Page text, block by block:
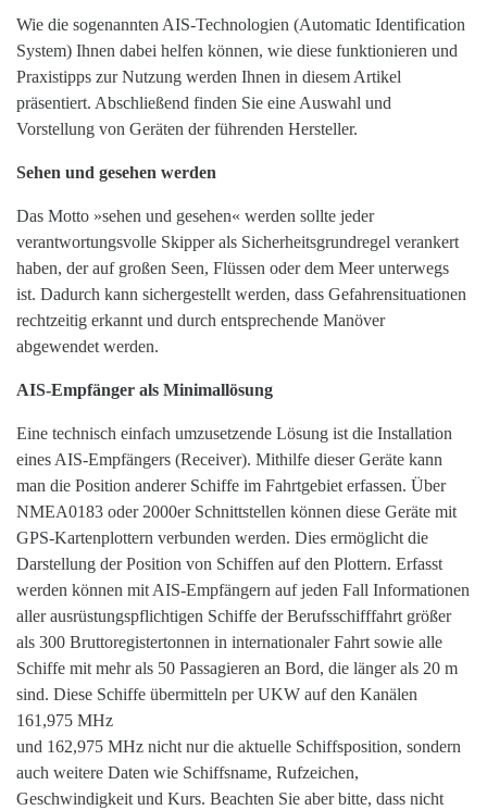
Wie die sogenannten AIS-Technologien (Automatic Identification
System) Ihnen dabei helfen können, wie diese funktionieren und
Praxistipps zur Nutzung werden Ihnen in diesem Artikel
präsentiert. Abschließend finden Sie eine Auswahl und
Vorstellung von Geräten der führenden Hersteller.
Sehen und gesehen werden
Das Motto »sehen und gesehen« werden sollte jeder
verantwortungsvolle Skipper als Sicherheitsgrundregel verankert
haben, der auf großen Seen, Flüssen oder dem Meer unterwegs
ist. Dadurch kann sichergestellt werden, dass Gefahrensituationen
rechtzeitig erkannt und durch entsprechende Manöver
abgewendet werden.
AIS-Empfänger als Minimallösung
Eine technisch einfach umzusetzende Lösung ist die Installation
eines AIS-Empfängers (Receiver). Mithilfe dieser Geräte kann
man die Position anderer Schiffe im Fahrtgebiet erfassen. Über
NMEA0183 oder 2000er Schnittstellen können diese Geräte mit
GPS-Kartenplottern verbunden werden. Dies ermöglicht die
Darstellung der Position von Schiffen auf den Plottern. Erfasst
werden können mit AIS-Empfängern auf jeden Fall Informationen
aller ausrüstungspflichtigen Schiffe der Berufsschifffahrt größer
als 300 Bruttoregistertonnen in internationaler Fahrt sowie alle
Schiffe mit mehr als 50 Passagieren an Bord, die länger als 20 m
sind. Diese Schiffe übermitteln per UKW auf den Kanälen
161,975 MHz
und 162,975 MHz nicht nur die aktuelle Schiffsposition, sondern
auch weitere Daten wie Schiffsname, Rufzeichen,
Geschwindigkeit und Kurs. Beachten Sie aber bitte, dass nicht